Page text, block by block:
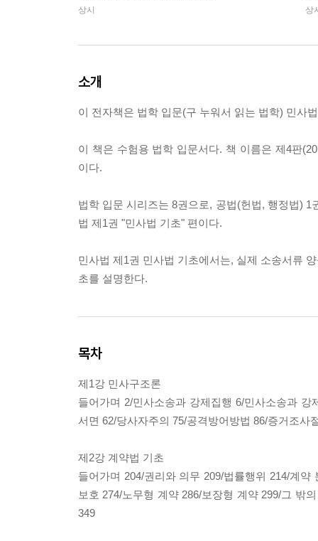
상시 상
소개
이 전자책은 법학 입문(구 누워서 읽는 법학) 민사
이 책은 수험용 법학 입문서다. 책 이름은 제4판
이다.
법학 입문 시리즈는 8권으로, 공법(헌법, 행정법)
법 제1권 "민사법 기초" 편이다.
민사법 제1권 민사법 기초에서는, 실제 소송서류
초를 설명한다.
목차
제1강 민사구조론
들어가며 2/민사소송과 강제집행 6/민사소송과
서면 62/당사자주의 75/공격방어방법 86/증거조사
제2강 계약법 기초
들어가며 204/권리와 의무 209/법률행위 214/계
보호 274/노무형 계약 286/보장형 계약 299/그 밖
349